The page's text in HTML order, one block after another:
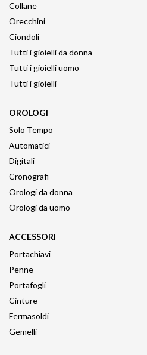
Collane
Orecchini
Ciondoli
Tutti i gioielli da donna
Tutti i gioielli uomo
Tutti i gioielli
OROLOGI
Solo Tempo
Automatici
Digitali
Cronografi
Orologi da donna
Orologi da uomo
ACCESSORI
Portachiavi
Penne
Portafogli
Cinture
Fermasoldi
Gemelli